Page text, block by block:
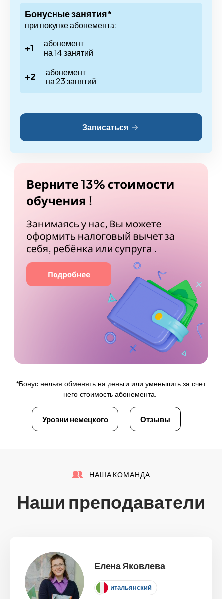
Бонусные занятия*
при покупке абонемента:
+1
абонемент
на 14 занятий
+2
абонемент
на 23 занятий
Записаться
*Бонус нельзя обменять на деньги или уменьшить за счет
него стоимость абонемента.
Уровни немецкого Отзывы
НАША КОМАНДА
Наши преподаватели
Елена Яковлева
итальянский